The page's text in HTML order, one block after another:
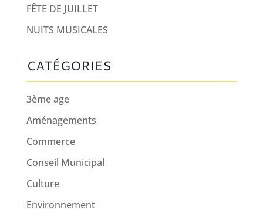
FÊTE DE JUILLET
NUITS MUSICALES
CATÉGORIES
3ème age
Aménagements
Commerce
Conseil Municipal
Culture
Environnement